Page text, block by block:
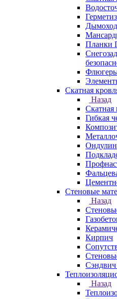
Планки
Скатная
Назад
Скатная
Гибкая
Ондулин
Стеновые
Назад
Кирпич
Сэндвич
Назад